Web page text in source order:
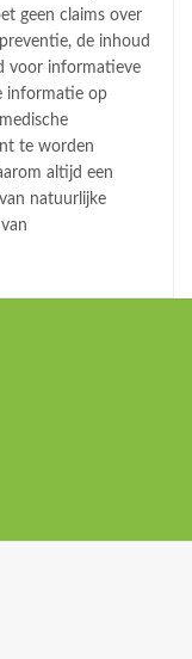
geen claims over
de inhoud
voor informatieve
informatie op
te worden
altijd een
natuurlijke